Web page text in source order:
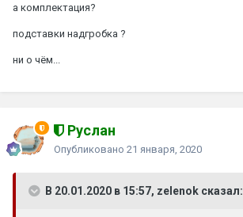
а комплектация?
подставки надгробка ?
ни о чём...
Руслан
Опубликовано 21 января, 2020
В 20.01.2020 в 15:57, zelenok сказал: